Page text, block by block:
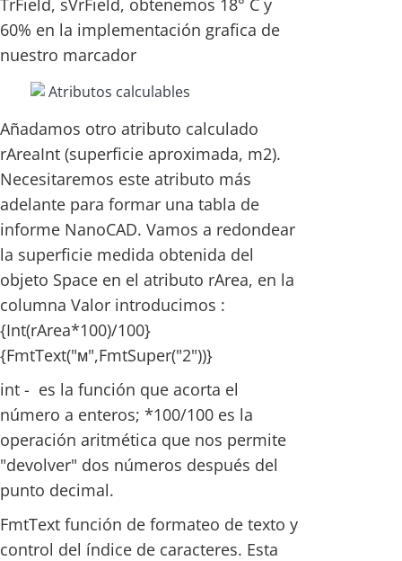
TrField, sVrField, obtenemos 18° C y
60% en la implementación grafica de
nuestro marcador
Añadamos otro atributo calculado
rAreaInt (superficie aproximada, m2).
Necesitaremos este atributo más
adelante para formar una tabla de
informe NanoCAD. Vamos a redondear
la superficie medida obtenida del
objeto Space en el atributo rArea, en la
columna Valor introducimos :
{Int(rArea*100)/100}
{FmtText("м",FmtSuper("2"))}
int - es la función que acorta el
número a enteros; *100/100 es la
operación aritmética que nos permite
"devolver" dos números después del
punto decimal.
FmtText función de formateo de texto y
control del índice de caracteres. Esta